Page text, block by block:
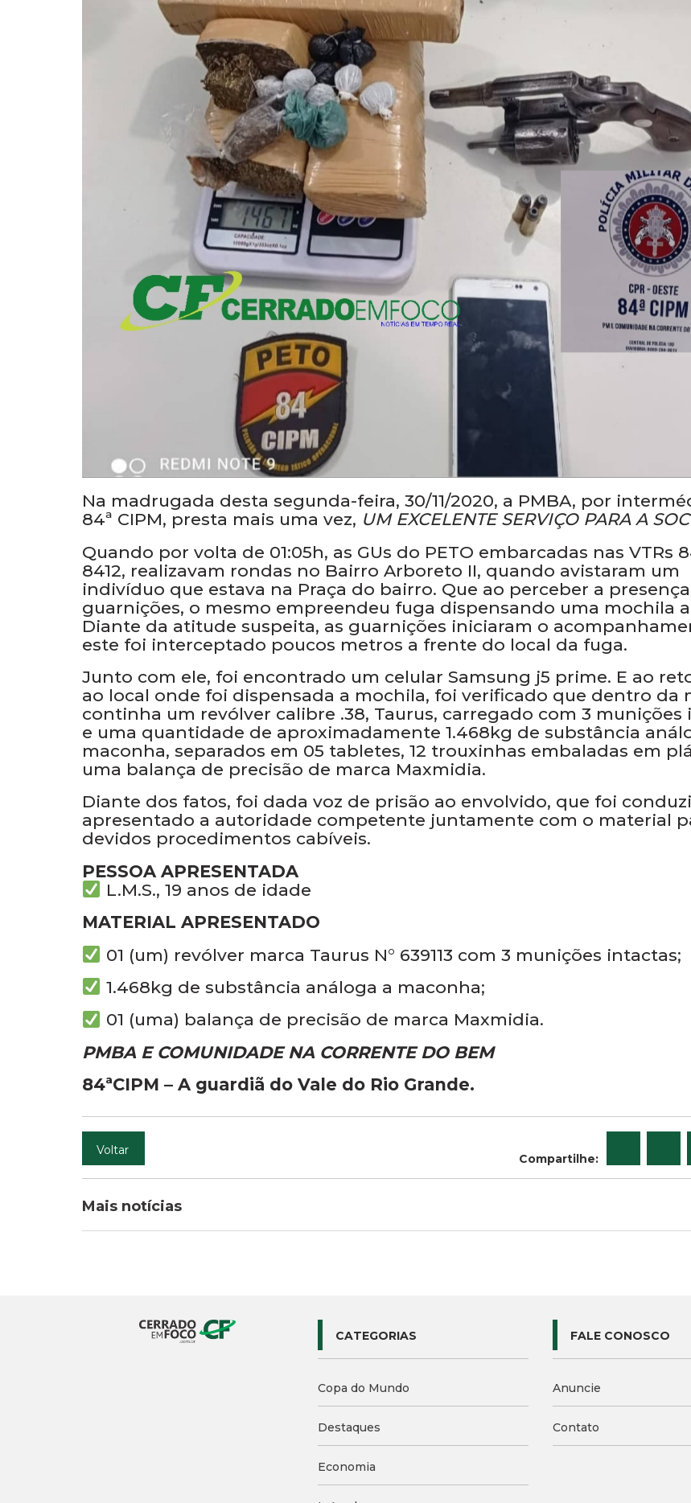
Na madrugada desta segunda-feira, 30/11/2020, a PMBA, por
84ª CIPM, presta mais uma vez, UM EXCELENTE SERVIÇO PARA A
Quando por volta de 01:05h, as GUs do PETO embarcadas nas VTRs
8412, realizavam rondas no Bairro Arboreto II, quando avistaram um
indivíduo que estava na Praça do bairro. Que ao perceber a
guarnições, o mesmo empreendeu fuga dispensando uma mochila
Diante da atitude suspeita, as guarnições iniciaram o
este foi interceptado poucos metros a frente do local da fuga.
Junto com ele, foi encontrado um celular Samsung j5 prime. E ao
ao local onde foi dispensada a mochila, foi verificado que dentro da
continha um revólver calibre .38, Taurus, carregado com 3 munições
e uma quantidade de aproximadamente 1.468kg de substância
maconha, separados em 05 tabletes, 12 trouxinhas embaladas em
uma balança de precisão de marca Maxmidia.
Diante dos fatos, foi dada voz de prisão ao envolvido, que foi
apresentado a autoridade competente juntamente com o material
devidos procedimentos cabíveis.
PESSOA APRESENTADA
L.M.S., 19 anos de idade
MATERIAL APRESENTADO
01 (um) revólver marca Taurus N° 639113 com 3 munições intactas;
1.468kg de substância análoga a maconha;
01 (uma) balança de precisão de marca Maxmidia.
PMBA E COMUNIDADE NA CORRENTE DO BEM
84ªCIPM – A guardiã do Vale do Rio Grande.
Voltar
Compartilhe:
Mais notícias
CATEGORIAS
Copa do Mundo
Destaques
Economia
FALE CONOSCO
Anuncie
Contato